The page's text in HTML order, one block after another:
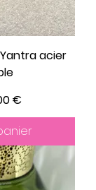
acier
promotionnel
€